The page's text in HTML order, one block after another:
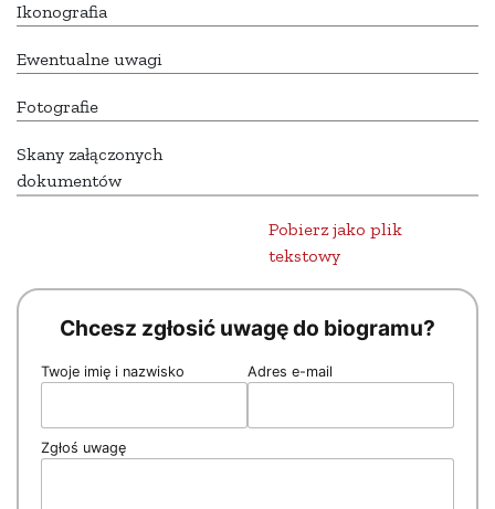
Ikonografia
Ewentualne uwagi
Fotografie
Skany załączonych
dokumentów
Pobierz jako plik
tekstowy
Chcesz zgłosić uwagę do biogramu?
Twoje imię i nazwisko Adres e-mail
Zgłoś uwagę